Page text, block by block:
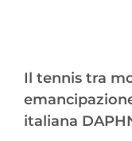
Il tennis tra
italiana